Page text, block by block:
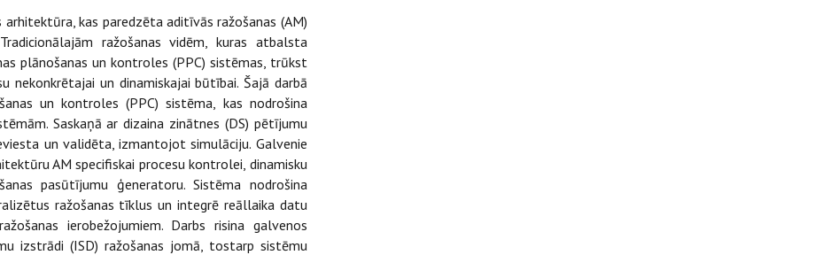
kas paredzēta aditīvās ražošanas (AM)
ražošanas vidēm, kuras atbalsta
plānošanas un kontroles (PPC) sistēmas, trūkst
un dinamiskajai būtībai. Šajā darbā
un kontroles (PPC) sistēma, kas nodrošina
Saskaņā ar dizaina zinātnes (DS) pētījumu
un validēta, izmantojot simulāciju. Galvenie
AM specifiskai procesu kontrolei, dinamisku
pasūtījumu ģeneratoru. Sistēma nodrošina
ražošanas tīklus un integrē reāllaika datu
ierobežojumiem. Darbs risina galvenos
izstrādi (ISD) ražošanas jomā, tostarp sistēmu